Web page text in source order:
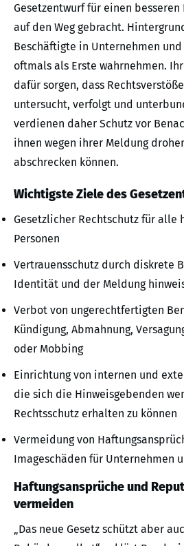
Gesetzentwurf für einen
auf den Weg gebracht.
Beschäftigte in Unternehmen
oftmals als Erste wahrnehmen.
dafür sorgen, dass
untersucht, verfolgt und
verdienen daher Schutz vor
ihnen wegen ihrer Meldung
abschrecken können.
Wichtigste Ziele des
Gesetzlicher Rechtschutz für alle
Personen
Vertrauensschutz durch diskrete
Identität und der Meldung
Verbot von ungerechtfertigten
Kündigung, Abmahnung,
oder Mobbing
Einrichtung von internen und
die sich die Hinweisgebenden
Rechtsschutz erhalten zu können
Vermeidung von
Imageschäden für Unternehmen
Haftungsansprüche und
vermeiden
„Das neue Gesetz schützt aber